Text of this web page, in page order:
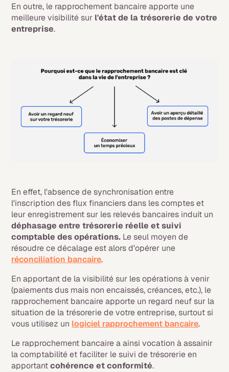
En outre, le rapprochement bancaire apporte une
meilleure visibilité sur l'état de la trésorerie de votre
entreprise.
En effet, l'absence de synchronisation entre
l'inscription des flux financiers dans les comptes et
leur enregistrement sur les relevés bancaires induit un
déphasage entre trésorerie réelle et suivi
comptable des opérations. Le seul moyen de
résoudre ce décalage est alors d'opérer une
réconciliation bancaire.
En apportant de la visibilité sur les opérations à venir
(paiements dus mais non encaissés, créances, etc.), le
rapprochement bancaire apporte un regard neuf sur la
situation de la trésorerie de votre entreprise, surtout si
vous utilisez un logiciel rapprochement bancaire.
Le rapprochement bancaire a ainsi vocation à assainir
la comptabilité et faciliter le suivi de trésorerie en
apportantcohérence et conformité.